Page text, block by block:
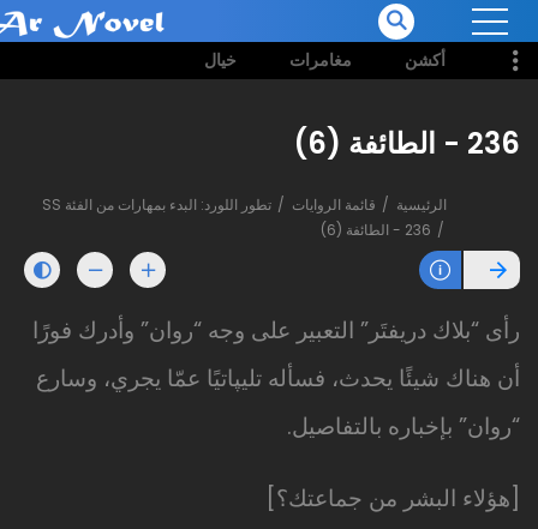
أكشن مغامرات خيال
236 - الطائفة (6)
الرئيسية قائمة الروايات
تطور اللورد: البدء بمهارات من الفئة SS
رأى “بلاك دريفتَر” التعبير على وجه “روان” وأدرك فورًا
أن هناك شيئًا يحدث، فسأله تليپاتيًا عمّا يجري، وسارع
“روان” بإخباره بالتفاصيل.
[هؤلاء البشر من جماعتك؟]